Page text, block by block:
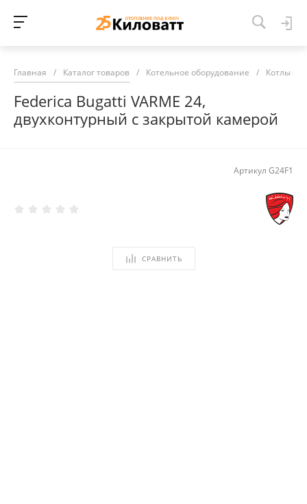
Главная / Каталог товаров / Котельное оборудование / Котлы
Federica Bugatti VARME 24,
двухконтурный с закрытой камерой
Артикул G24F1
СРАВНИТЬ